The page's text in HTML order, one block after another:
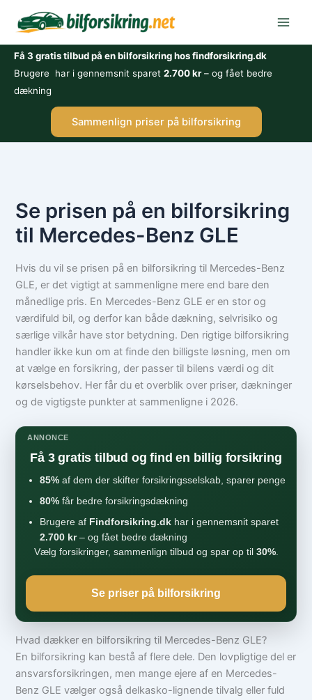
Få 3 gratis tilbud på en bilforsikring hos findforsikring.dk
Brugere har i gennemsnit sparet 2.700 kr– og fået bedre
dækning
Sammenlign priser på bilforsikring
Se prisen på en bilforsikring
til Mercedes-Benz GLE
Hvis du vil se prisen på en bilforsikring til Mercedes-Benz
GLE, er det vigtigt at sammenligne mere end bare den
månedlige pris. En Mercedes-Benz GLE er en stor og
værdifuld bil, og derfor kan både dækning, selvrisiko og
særlige vilkår have stor betydning. Den rigtige bilforsikring
handler ikke kun om at finde den billigste løsning, men om
at vælge en forsikring, der passer til bilens værdi og dit
kørselsbehov. Her får du et overblik over priser, dækninger
og de vigtigste punkter at sammenligne i 2026.
ANNONCE
Få 3 gratis tilbud og find en billig forsikring
85% af dem der skifter forsikringsselskab, sparer penge
80% får bedre forsikringsdækning
Brugere af Findforsikring.dk har i gennemsnit sparet
2.700 kr– og fået bedre dækning
Vælg forsikringer, sammenlign tilbud og spar op til 30%.
Se priser på bilforsikring
Hvad dækker en bilforsikring til Mercedes-Benz GLE?
En bilforsikring kan bestå af flere dele. Den lovpligtige del er
ansvarsforsikringen, men mange ejere af en Mercedes-
Benz GLE vælger også delkasko-lignende tilvalg eller fuld